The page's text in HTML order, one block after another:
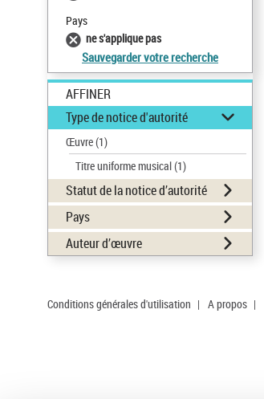
Pays
ne s'applique pas
Sauvegarder votre recherche
AFFINER
Type de notice d'autorité
Œuvre(1)
Titre uniforme musical(1)
Statut de la notice d’autorité
Pays
Auteur d’œuvre
Conditions générales d'utilisation | A propos |